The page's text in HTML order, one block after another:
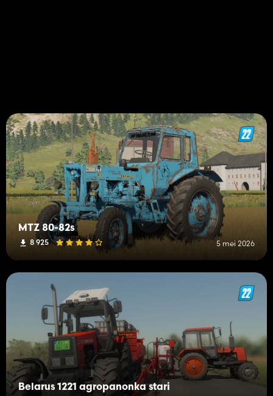
MTZ 80-82s
8 925 5 mei 2026
Belarus 1221 agropanonka stari